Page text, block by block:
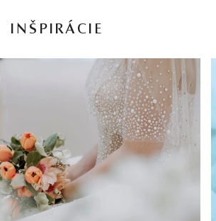
INŠPIRÁCIE